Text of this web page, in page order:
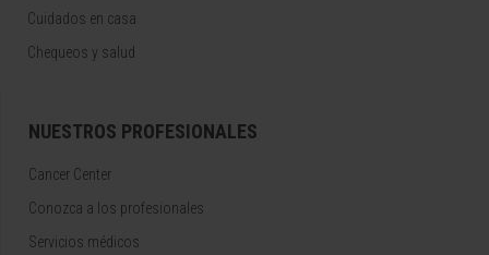
Cuidados en casa
Chequeos y salud
NUESTROS PROFESIONALES
Cancer Center
Conozca a los profesionales
Servicios médicos